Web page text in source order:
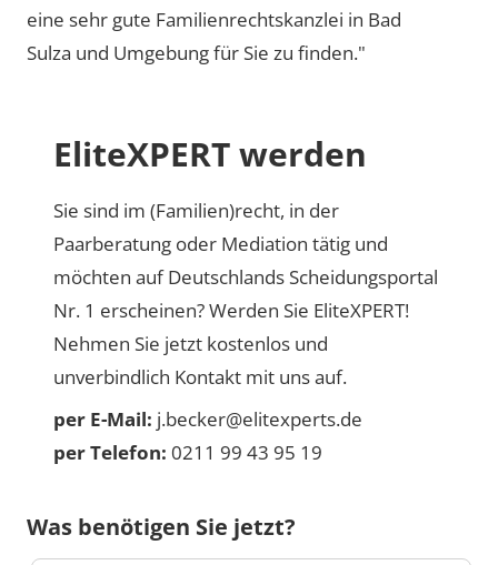
eine sehr gute Familienrechtskanzlei in Bad
Sulza und Umgebung für Sie zu finden."
EliteXPERT werden
Sie sind im (Familien)recht, in der
Paarberatung oder Mediation tätig und
möchten auf Deutschlands Scheidungsportal
Nr. 1 erscheinen? Werden Sie EliteXPERT!
Nehmen Sie jetzt kostenlos und
unverbindlich Kontakt mit uns auf.
per E-Mail: j.becker@elitexperts.de
per Telefon: 0211 99 43 95 19
Was benötigen Sie jetzt?